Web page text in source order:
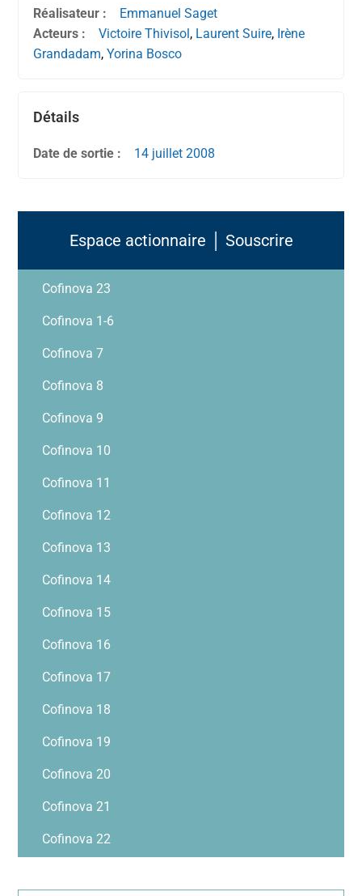
Réalisateur :
Emmanuel Saget
Acteurs :
Victoire Thivisol, Laurent Suire, Irène
Grandadam,Yorina Bosco
Détails
Date de sortie : 14 juillet 2008
Espace actionnaire │ Souscrire
Cofinova 23
Cofinova 1-6
Cofinova 7
Cofinova 8
Cofinova 9
Cofinova 10
Cofinova 11
Cofinova 12
Cofinova 13
Cofinova 14
Cofinova 15
Cofinova 16
Cofinova 17
Cofinova 18
Cofinova 19
Cofinova 20
Cofinova 21
Cofinova 22